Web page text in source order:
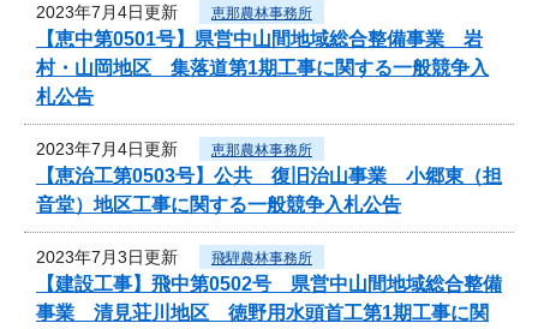
2023年7月4日更新 恵那農林事務所
【恵中第0501号】県営中山間地域総合整備事業 岩
村・山岡地区 集落道第1期工事に関する一般競争入
札公告
2023年7月4日更新 恵那農林事務所
【恵治工第0503号】公共 復旧治山事業 小郷東（担
音堂）地区工事に関する一般競争入札公告
2023年7月3日更新 飛騨農林事務所
【建設工事】飛中第0502号 県営中山間地域総合整備
事業 清見荘川地区 徳野用水頭首工第1期工事に関